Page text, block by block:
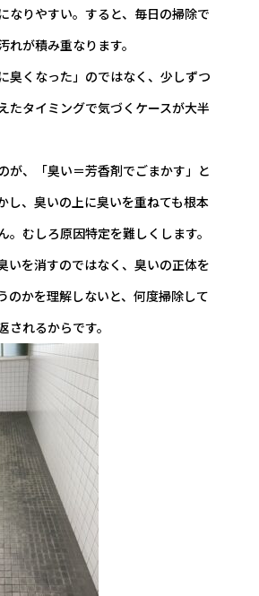
なりやすい。すると、毎日の掃除で
れが積み重なります。
臭くなった」のではなく、少しずつ
たタイミングで気づくケースが大半
が、「臭い＝芳香剤でごまかす」と
し、臭いの上に臭いを重ねても根本
。むしろ原因特定を難しくします。
いを消すのではなく、臭いの正体を
のかを理解しないと、何度掃除して
されるからです。